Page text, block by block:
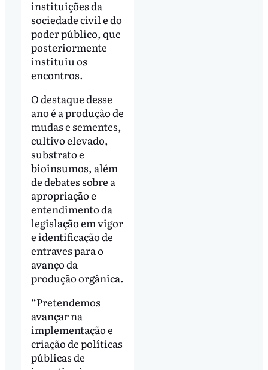
instituições da
sociedade civil e do
poder público, que
posteriormente
instituiu os
encontros.
O destaque desse
ano é a produção de
mudas e sementes,
cultivo elevado,
substrato e
bioinsumos, além
de debates sobre a
apropriação e
entendimento da
legislação em vigor
e identificação de
entraves para o
avanço da
produção orgânica.
“Pretendemos
avançar na
implementação e
criação de políticas
públicas de